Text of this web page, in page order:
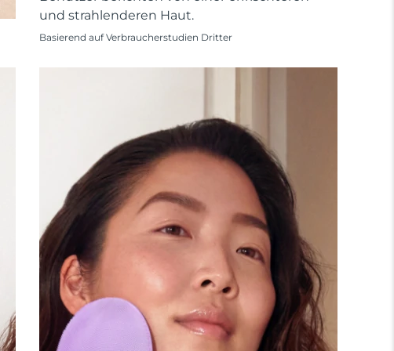
und strahlenderen Haut.
Basierend auf Verbraucherstudien Dritter